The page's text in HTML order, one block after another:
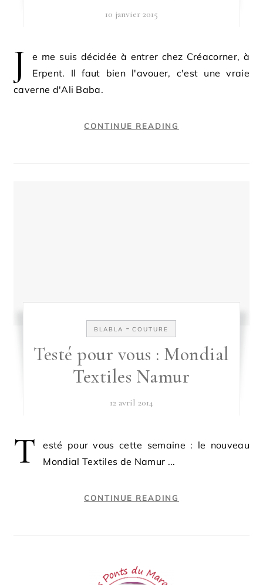
10 janvier 2015
J
e me suis décidée à entrer chez Créacorner, à
Erpent. Il faut bien l'avouer, c'est une vraie
caverne d'Ali Baba.
CONTINUE READING
BLABLA -COUTURE
Testé pour vous : Mondial
Textiles Namur
12 avril 2014
T
esté pour vous cette semaine : le nouveau
Mondial Textiles de Namur ...
CONTINUE READING